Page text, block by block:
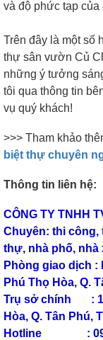
và độ phức tạp của
Trên đây là một số
thự sân vườn Củ
những ý tưởng
tôi qua thông tin
vụ quý khách!
>>> Tham khảo
biệt thự chuyên
Thông tin liên hệ:
CÔNG TY TNHH
Chuyên: thi công,
thự, nhà phố,
Phòng giao dịch :
Phú Thọ Hòa, Q.
Trụ sở chính :
Hòa, Q. Tân Phú,
Hotline :